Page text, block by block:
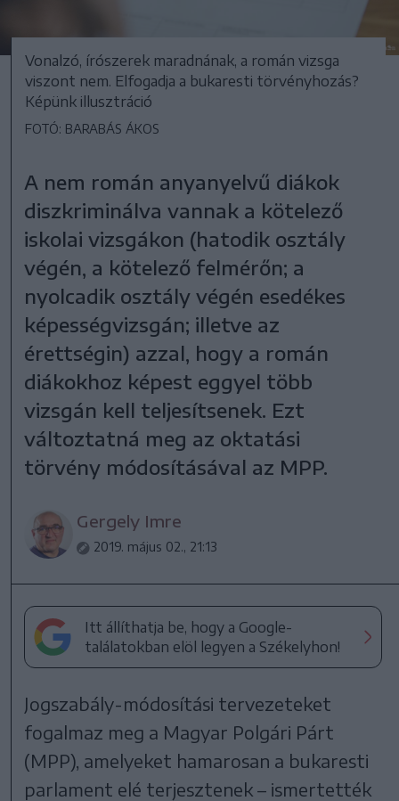
Vonalzó, írószerek maradnának, a román vizsga
viszont nem. Elfogadja a bukaresti törvényhozás?
Képünk illusztráció
FOTÓ: BARABÁS ÁKOS
A nem román anyanyelvű diákok
diszkriminálva vannak a kötelező
iskolai vizsgákon (hatodik osztály
végén, a kötelező felmérőn; a
nyolcadik osztály végén esedékes
képességvizsgán; illetve az
érettségin) azzal, hogy a román
diákokhoz képest eggyel több
vizsgán kell teljesítsenek. Ezt
változtatná meg az oktatási
törvény módosításával az MPP.
Gergely Imre
2019. május 02., 21:13
Itt állíthatja be, hogy a Google-
találatokban elöl legyen a Székelyhon!
Jogszabály-módosítási tervezeteket
fogalmaz meg a Magyar Polgári Párt
(MPP), amelyeket hamarosan a bukaresti
parlament elé terjesztenek – ismertették